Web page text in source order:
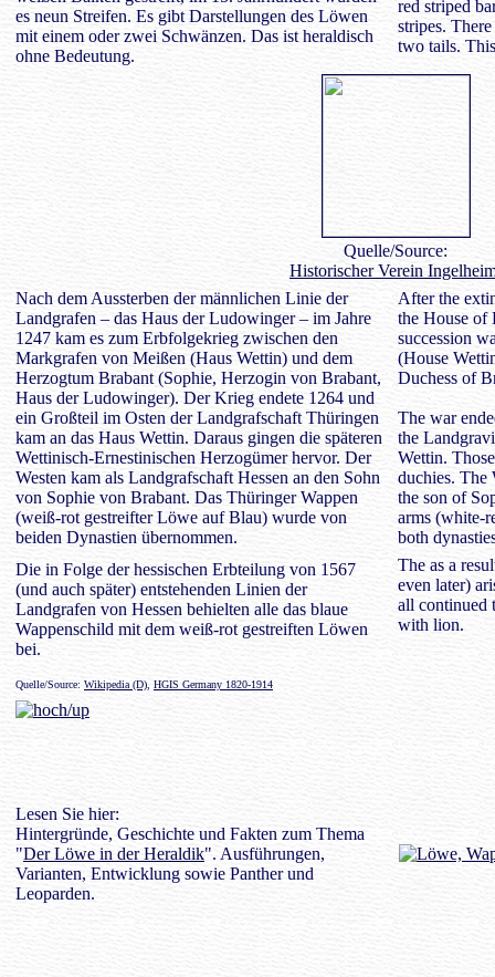
es neun Streifen. Es gibt Darstellungen des Löwen
mit einem oder zwei Schwänzen. Das ist heraldisch
ohne Bedeutung.
red striped
stripes.
two tails.
Quelle/Source:
Historischer Verein
Nach dem Aussterben der männlichen Linie der
Landgrafen – das Haus der Ludowinger – im Jahre
1247 kam es zum Erbfolgekrieg zwischen den
Markgrafen von Meißen (Haus Wettin) und dem
Herzogtum Brabant (Sophie, Herzogin von Brabant,
Haus der Ludowinger). Der Krieg endete 1264 und
ein Großteil im Osten der Landgrafschaft Thüringen
kam an das Haus Wettin. Daraus gingen die späteren
Wettinisch-Ernestinischen Herzogümer hervor. Der
Westen kam als Landgrafschaft Hessen an den Sohn
von Sophie von Brabant. Das Thüringer Wappen
(weiß-rot gestreifter Löwe auf Blau) wurde von
beiden Dynastien übernommen.
After the
the House of
succession
(House
Duchess of
The war
the
Wettin.
duchies. The
the son of
arms (white-
both
Die in Folge der hessischen Erbteilung von 1567
(und auch später) entstehenden Linien der
Landgrafen von Hessen behielten alle das blaue
Wappenschild mit dem weiß-rot gestreiften Löwen
bei.
The as a
even later)
all continued
with lion.
Quelle/Source: Wikipedia (D) HGIS Germany 1820-1914
Lesen Sie hier:
Hintergründe, Geschichte und Fakten zum Thema
"Der Löwe in der Heraldik". Ausführungen,
Varianten, Entwicklung sowie Panther und
Leoparden.